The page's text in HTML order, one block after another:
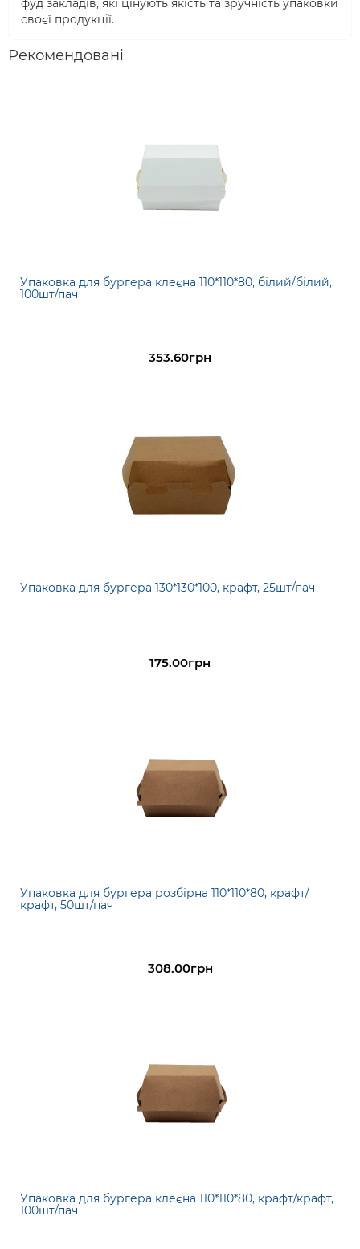
фуд закладів, які цінують якість та зручність упаковки
своєї продукції.
Рекомендовані
Упаковка для бургера клеєна 110*110*80, білий/білий,
100шт/пач
353.60грн
Упаковка для бургера 130*130*100, крафт, 25шт/пач
175.00грн
Упаковка для бургера розбірна 110*110*80, крафт/
крафт, 50шт/пач
308.00грн
Упаковка для бургера клеєна 110*110*80, крафт/крафт,
100шт/пач